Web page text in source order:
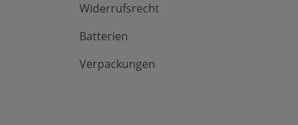
Widerrufsrecht
Batterien
Verpackungen